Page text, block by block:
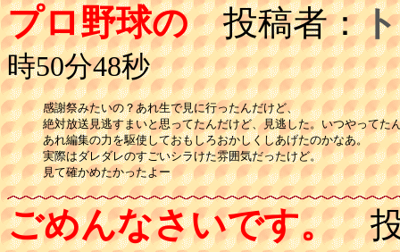
プロ野球の投稿者：
時50分48秒
感謝祭みたいの？あれ生で見に行ったんだけど、
絶対放送見逃すまいと思ってたんだけど、見逃した。いつやってた
あれ編集の力を駆使しておもしろおかしくしあげたのかなあ。
実際はダレダレのすごいシラけた雰囲気だったけど。
見て確かめたかったよー
ごめんなさいです。投